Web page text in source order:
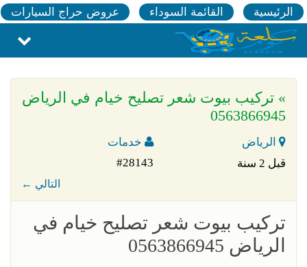
الرئيسية القائمة السوداء عروض حراج السيارات
» تركيب بيوت شعر تصليح خيام في الرياض
0563866945
الرياض
خدمات
قبل 2 سنة
#28143
← التالي
تركيب بيوت شعر تصليح خيام في
الرياض 0563866945